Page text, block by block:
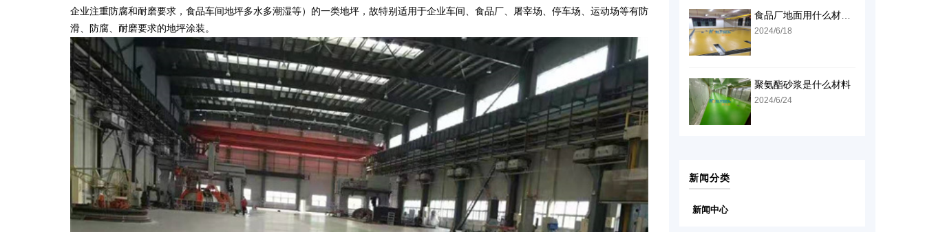
企业注重防腐和耐磨要求，食品车间地坪多水多潮湿等）的一类地坪，故特别适用于企业车间、食品厂、屠宰场、停车场、运动场等有防
滑、防腐、耐磨要求的地坪涂装。
2024/6/18
聚氨酯砂浆是什么材料
2024/6/24
新闻分类
新闻中心